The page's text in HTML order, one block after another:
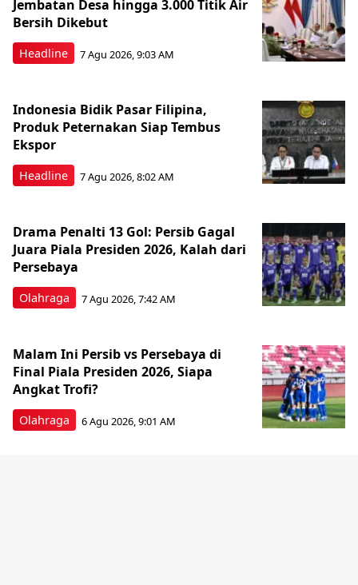
Headline
Jembatan Desa hingga 3.000 Titik Air
Bersih Dikebut
7 Agu 2026, 9:03 AM
Headline
Indonesia Bidik Pasar Filipina,
Produk Peternakan Siap Tembus
Ekspor
7 Agu 2026, 8:02 AM
Olahraga
Drama Penalti 13 Gol: Persib Gagal
Juara Piala Presiden 2026, Kalah dari
Persebaya
7 Agu 2026, 7:42 AM
Olahraga
Malam Ini Persib vs Persebaya di
Final Piala Presiden 2026, Siapa
Angkat Trofi?
6 Agu 2026, 9:01 AM